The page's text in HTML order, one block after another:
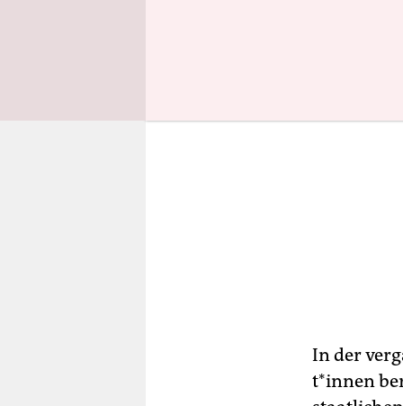
In der
t*in­nen